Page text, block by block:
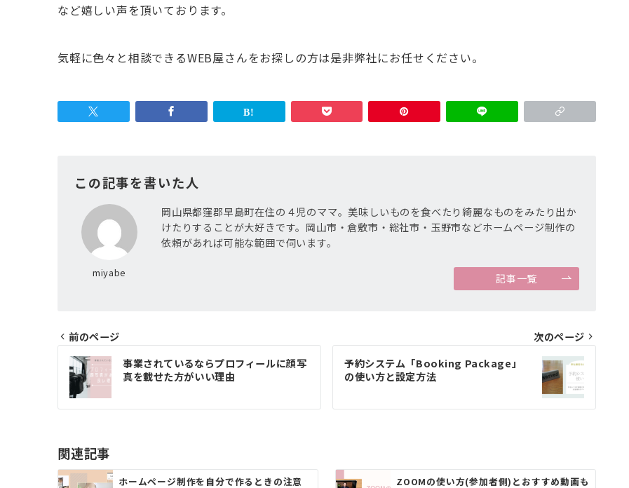
など嬉しい声を頂いております。
気軽に色々と相談できるWEB屋さんをお探しの方は是非弊社にお任せください。
この記事を書いた人
miyabe
岡山県都窪郡早島町在住の４児のママ。美味しいものを食べたり綺麗なものをみたり出か
けたりすることが大好きです。岡山市・倉敷市・総社市・玉野市などホームページ制作の
依頼があれば可能な範囲で伺います。
記事一覧
投
稿
ナ
ゲ
ー
前のページ
事業されているならプロフィールに顔写
真を載せた方がいい理由
次のページ
予約システム「Booking Package」
の使い方と設定方法
関連記事
ホームページ制作を自分で作るときの注意
ZOOMの使い方(参加者側)とおすすめ動画も